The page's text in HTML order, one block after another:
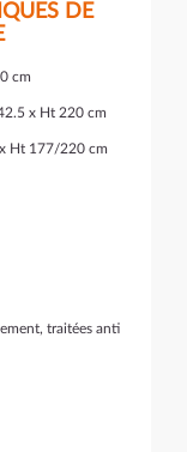
DE
cm
x Ht 220 cm
Ht 177/220 cm
traitées anti